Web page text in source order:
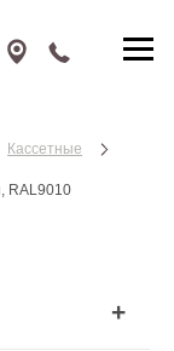
Кассетные
RAL9010